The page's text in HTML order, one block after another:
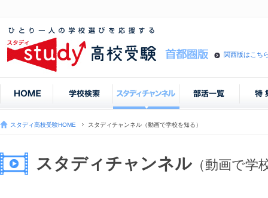
関西版はこち
スタディ高校受験HOME スタディチャンネル（動画で学校を知る）
スタディチャンネル （動画で学